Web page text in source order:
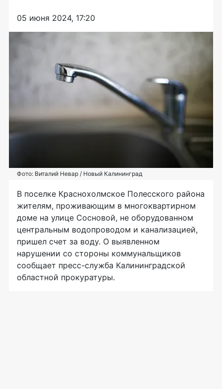
05 июня 2024, 17:20
Фото: Виталий Невар / Новый Калининград
В поселке Краснохолмское Полесского района
жителям, проживающим в многоквартирном
доме на улице Сосновой, не оборудованном
центральным водопроводом и канализацией,
пришел счет за воду. О выявленном
нарушении со стороны коммунальщиков
сообщает пресс-служба Калининградской
областной прокуратуры.